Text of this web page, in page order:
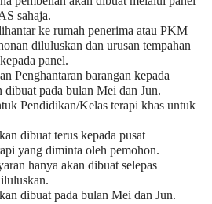
sahaja.
ke rumah penerima atau PKM
diluluskan dan urusan tempahan
panel.
Penghantaran barangan kepada
dibuat pada bulan Mei dan Jun.
Pendidikan/Kelas terapi khas untuk
dibuat terus kepada pusat
yang diminta oleh pemohon.
hanya akan dibuat selepas
dibuat pada bulan Mei dan Jun.